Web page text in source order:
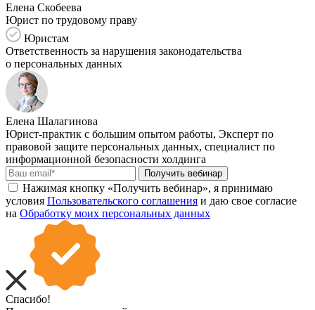
Елена Скобеева
Юрист по трудовому праву
Юристам
Ответственность за нарушения законодательства
о персональных данных
Елена Шалагинова
Юрист-практик с большим опытом работы, Эксперт по
правовой защите персональных данных, специалист по
информационной безопасности холдинга
Получить вебинар
Нажимая кнопку «Получить вебинар», я принимаю
условия Пользовательского соглашения и даю свое согласие
на Обработку моих персональных данных
Спасибо!